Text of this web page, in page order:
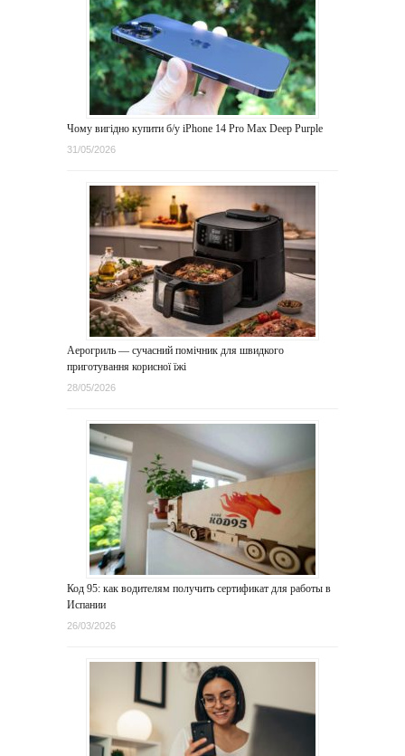
Чому вигідно купити б/у iPhone 14 Pro Max Deep Purple
31/05/2026
Аерогриль — сучасний помічник для швидкого
приготування корисної їжі
28/05/2026
Код 95: как водителям получить сертификат для работы в
Испании
26/03/2026